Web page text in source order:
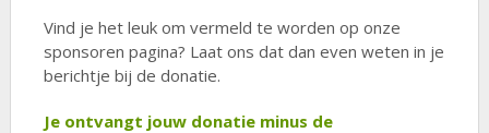
Vind je het leuk om vermeld te worden op onze
sponsoren pagina? Laat ons dat dan even weten in je
berichtje bij de donatie.
Je ontvangt jouw donatie minus de